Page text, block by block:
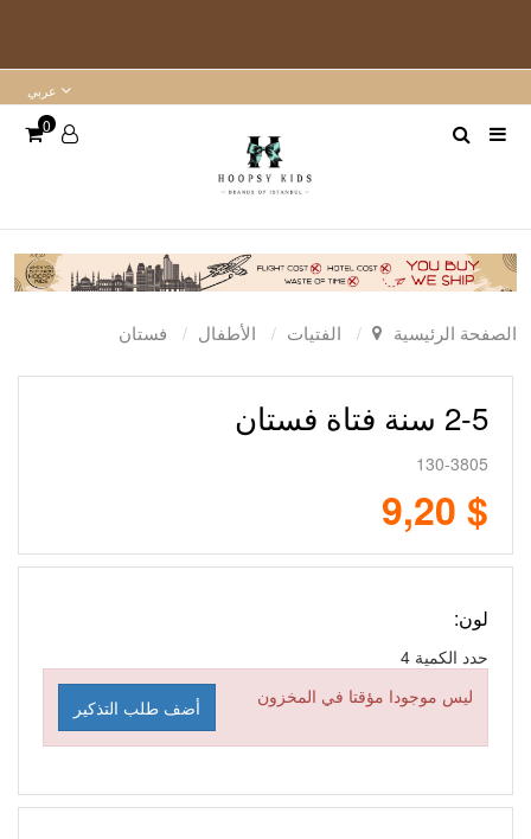
عربي
0
الصفحة الرئيسية الفتيات الأطفال فستان
2-5 سنة فتاة فستان
130-3805
$ 9,20
لون:
حدد الكمية
ليس موجودا مؤقتا في المخزون
أضف طلب التذكير